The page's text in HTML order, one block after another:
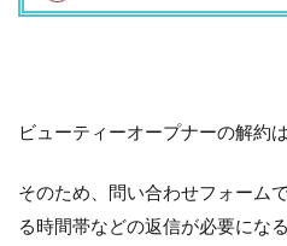
ビューティーオープナーの解約
そのため、問い合わせフォーム
る時間帯などの返信が必要にな